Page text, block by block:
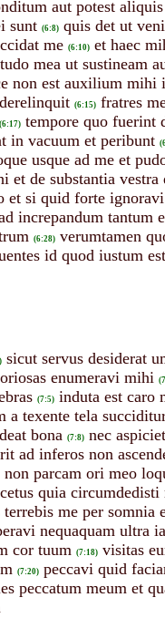
aut potest
sunt (6:8) quis det ut
me (6:10) et haec
mea ut sustineam
non est auxilium mihi
(6:15) fratres
(6:17) tempore quo fuerint
in vacuum et peribunt
usque ad me et
et de substantia vestra
et si quid forte
increpandum tantum
(6:28) verumtamen
id quod iustum
sicut servus desiderat
enumeravi mihi
(7:5) induta est caro
a texente tela
bona (7:8) nec
ad inferos non
non parcam ori meo
quia circumdedisti
terrebis me per somnia
nequaquam ultra
cor tuum (7:18) visitas
(7:20) peccavi quid
peccatum meum et